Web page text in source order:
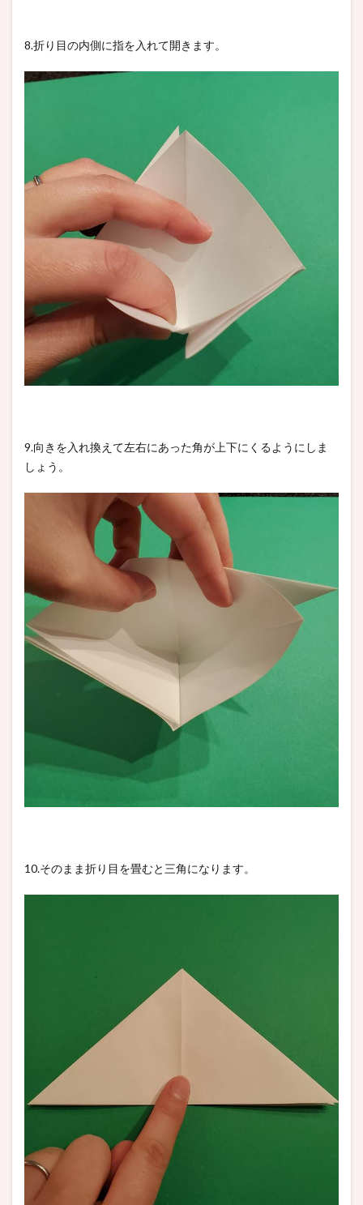
8.折り目の内側に指を入れて開きます。
9.向きを入れ換えて左右にあった角が上下にくるようにしま
しょう。
10.そのまま折り目を畳むと三角になります。